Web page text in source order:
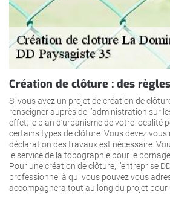
Création de clôture : des
Si vous avez un projet de création de
renseigner auprès de l’administration sur
effet, le plan d’urbanisme de votre localité
certains types de clôture. Vous devez vous
déclaration des travaux est nécessaire.
le service de la topographie pour le
Pour une création de clôture, l’entreprise
professionnel à qui vous pouvez vous
accompagnera tout au long du projet pour